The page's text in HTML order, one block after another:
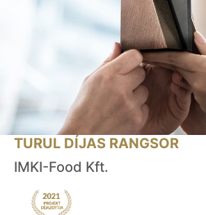
TURUL DÍJAS RANGSOR
IMKI-Food Kft.